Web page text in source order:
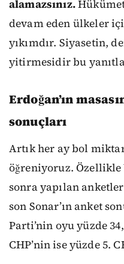
alamazsınız.
devam eden ülkeler
yıkımdır. Siyasetin,
yitirmesidir bu
Erdoğan’ın
sonuçları
Artık her ay bol
öğreniyoruz.
sonra yapılan
son Sonar’ın anket
Parti’nin oyu yüzde
CHP’nin ise yüzde 5.